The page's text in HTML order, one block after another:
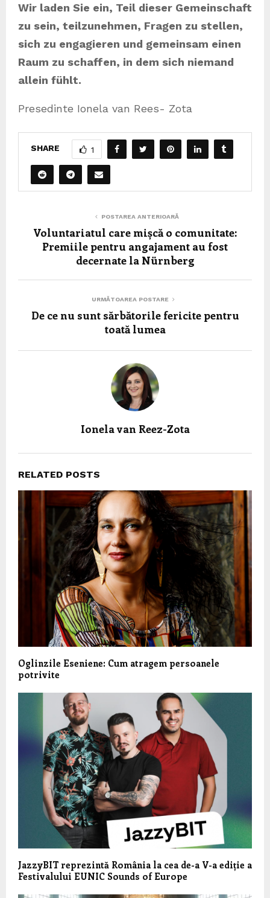
Wir laden Sie ein, Teil dieser Gemeinschaft
zu sein, teilzunehmen, Fragen zu stellen,
sich zu engagieren und gemeinsam einen
Raum zu schaffen, in dem sich niemand
allein fühlt.
Presedinte Ionela van Rees- Zota
SHARE 1
POSTAREA ANTERIOARĂ
Voluntariatul care mișcă o comunitate:
Premiile pentru angajament au fost
decernate la Nürnberg
URMĂTOAREA POSTARE
De ce nu sunt sărbătorile fericite pentru
toată lumea
Ionela van Reez-Zota
RELATED POSTS
Oglinzile Eseniene: Cum atragem persoanele
potrivite
JazzyBIT reprezintă România la cea de-a V-a ediție a
Festivalului EUNIC Sounds of Europe